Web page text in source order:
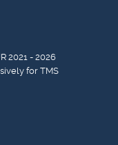
2021 - 2026
for TMS